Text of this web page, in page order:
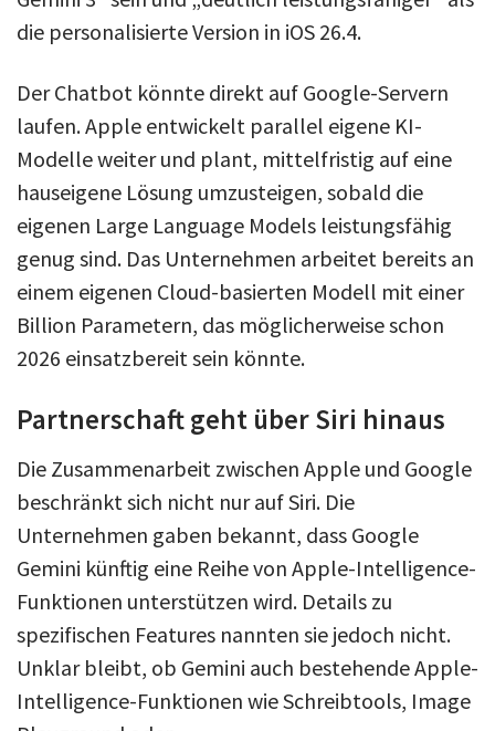
die personalisierte Version in iOS 26.4.
Der Chatbot könnte direkt auf Google-Servern
laufen. Apple entwickelt parallel eigene KI-
Modelle weiter und plant, mittelfristig auf eine
hauseigene Lösung umzusteigen, sobald die
eigenen Large Language Models leistungsfähig
genug sind. Das Unternehmen arbeitet bereits an
einem eigenen Cloud-basierten Modell mit einer
Billion Parametern, das möglicherweise schon
2026 einsatzbereit sein könnte.
Partnerschaft geht über Siri hinaus
Die Zusammenarbeit zwischen Apple und Google
beschränkt sich nicht nur auf Siri. Die
Unternehmen gaben bekannt, dass Google
Gemini künftig eine Reihe von Apple-Intelligence-
Funktionen unterstützen wird. Details zu
spezifischen Features nannten sie jedoch nicht.
Unklar bleibt, ob Gemini auch bestehende Apple-
Intelligence-Funktionen wie Schreibtools, Image